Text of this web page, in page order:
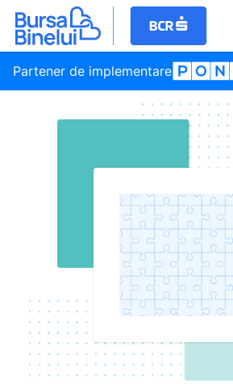
Partener de implementare